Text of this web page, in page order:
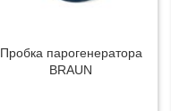
Пробка парогенератора
BRAUN